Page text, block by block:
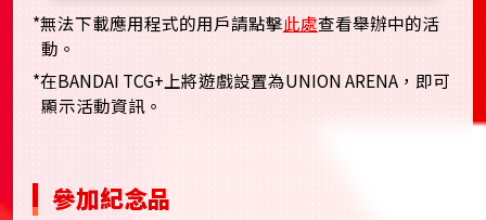
*無法下載應用程式的用戶請點擊此處查看舉辦中的活
動。
*在BANDAI TCG+上將遊戲設置為UNION ARENA，即可
顯示活動資訊。
參加紀念品